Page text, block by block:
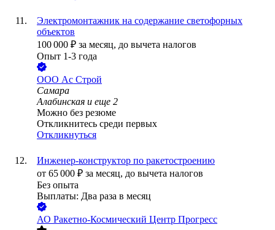
Электромонтажник на содержание светофорных
объектов
100 000 ₽ за месяц, до вычета налогов
Опыт 1-3 года
ООО Ас Строй
Самара
Алабинская и еще 2
Можно без резюме
Откликнитесь среди первых
Откликнуться
Инженер-конструктор по ракетостроению
от 65 000 ₽ за месяц, до вычета налогов
Без опыта
Выплаты: Два раза в месяц
АО Ракетно-Космический Центр Прогресс